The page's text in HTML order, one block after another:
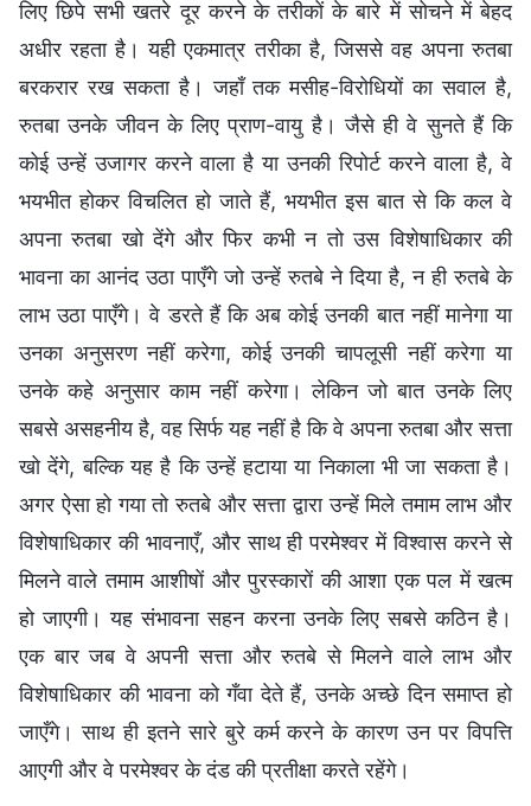
लिए छिपे सभी खतरे दूर करने के तरीकों के बारे में सोचने में बेहद
अधीर रहता है। यही एकमात्र तरीका है, जिससे वह अपना रुतबा
बरकरार रख सकता है। जहाँ तक मसीह-विरोधियों का सवाल है,
रुतबा उनके जीवन के लिए प्राण-वायु है। जैसे ही वे सुनते हैं कि
कोई उन्हें उजागर करने वाला है या उनकी रिपोर्ट करने वाला है, वे
भयभीत होकर विचलित हो जाते हैं, भयभीत इस बात से कि कल वे
अपना रुतबा खो देंगे और फिर कभी न तो उस विशेषाधिकार की
भावना का आनंद उठा पाएँगे जो उन्हें रुतबे ने दिया है, न ही रुतबे के
लाभ उठा पाएँगे। वे डरते हैं कि अब कोई उनकी बात नहीं मानेगा या
उनका अनुसरण नहीं करेगा, कोई उनकी चापलूसी नहीं करेगा या
उनके कहे अनुसार काम नहीं करेगा। लेकिन जो बात उनके लिए
सबसे असहनीय है, वह सिर्फ यह नहीं है कि वे अपना रुतबा और सत्ता
खो देंगे, बल्कि यह है कि उन्हें हटाया या निकाला भी जा सकता है।
अगर ऐसा हो गया तो रुतबे और सत्ता द्वारा उन्हें मिले तमाम लाभ और
विशेषाधिकार की भावनाएँ, और साथ ही परमेश्वर में विश्वास करने से
मिलने वाले तमाम आशीषों और पुरस्कारों की आशा एक पल में खत्म
हो जाएगी। यह संभावना सहन करना उनके लिए सबसे कठिन है।
एक बार जब वे अपनी सत्ता और रुतबे से मिलने वाले लाभ और
विशेषाधिकार की भावना को गँवा देते हैं, उनके अच्छे दिन समाप्त हो
जाएँगे। साथ ही इतने सारे बुरे कर्म करने के कारण उन पर विपत्ति
आएगी और वे परमेश्वर के दंड की प्रतीक्षा करते रहेंगे।